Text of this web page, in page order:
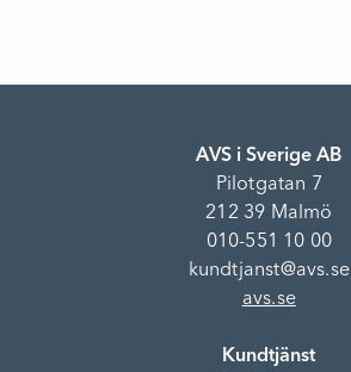
AVS i Sverige AB
Pilotgatan 7
212 39 Malmö
010-551 10 00
kundtjanst@avs.se
avs.se
Kundtjänst